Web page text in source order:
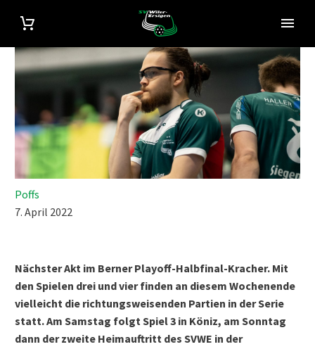
Poffs
7. April 2022
Nächster Akt im Berner Playoff-Halbfinal-Kracher. Mit
den Spielen drei und vier finden an diesem Wochenende
vielleicht die richtungsweisenden Partien in der Serie
statt. Am Samstag folgt Spiel 3 in Köniz, am Sonntag
dann der zweite Heimauftritt des SVWE in der